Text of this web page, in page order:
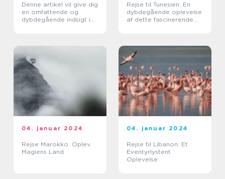
Denne artikel vil give dig
en omfattende og
dybdegående indsigt i
Rejse til Tunesien: En
dybdegående oplevelse
af dette fascinerende
04. januar 2024
Rejse Marokko: Oplev
Magiens Land
04. januar 2024
Rejse til Libanon: Et
Eventyrlystent
Oplevelse